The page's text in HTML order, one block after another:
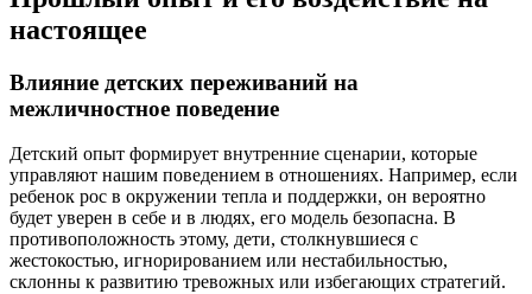
настоящее
Влияние детских переживаний на
межличностное поведение
Детский опыт формирует внутренние сценарии, которые
управляют нашим поведением в отношениях. Например, если
ребенок рос в окружении тепла и поддержки, он вероятно
будет уверен в себе и в людях, его модель безопасна. В
противоположность этому, дети, столкнувшиеся с
жестокостью, игнорированием или нестабильностью,
склонны к развитию тревожных или избегающих стратегий.